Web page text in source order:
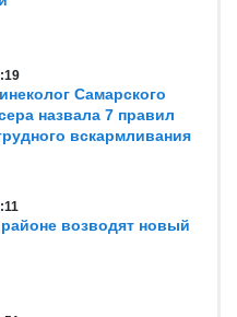
Самарского
назвала 7 правил
вскармливания
возводят новый